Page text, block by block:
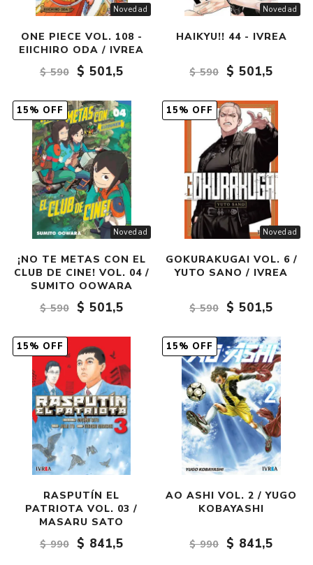
Novedad
ONE PIECE VOL. 108 -
EIICHIRO ODA / IVREA
$ 590
$ 501,5
Novedad
HAIKYU!! 44 - IVREA
$ 590 $ 501,5
Novedad
15% OFF
¡NO TE METAS CON EL
CLUB DE CINE! VOL. 04 /
SUMITO OOWARA
$ 590
$ 501,5
Novedad
15% OFF
GOKURAKUGAI VOL. 6 /
YUTO SANO / IVREA
$ 590 $ 501,5
15% OFF
RASPUTÍN EL
PATRIOTA VOL. 03 /
MASARU SATO
$ 990
$ 841,5
15% OFF
AO ASHI VOL. 2 / YUGO
KOBAYASHI
$ 990 $ 841,5